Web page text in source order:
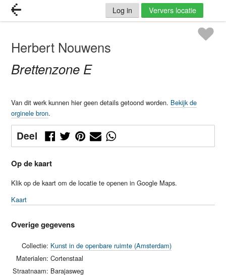
Log in Ververs locatie
Herbert Nouwens
Brettenzone E
Van dit werk kunnen hier geen details getoond worden. Bekijk de
orginele bron.
Deel
Op de kaart
Klik op de kaart om de locatie te openen in Google Maps.
Kaart
Overige gegevens
Collectie: Kunst in de openbare ruimte (Amsterdam)
Materialen: Cortenstaal
Straatnaam: Barajasweg